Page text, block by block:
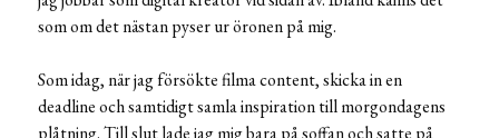
som om det nästan pyser ur öronen på mig.
Som idag, när jag försökte filma content, skicka in en
deadline och samtidigt samla inspiration till morgondagens